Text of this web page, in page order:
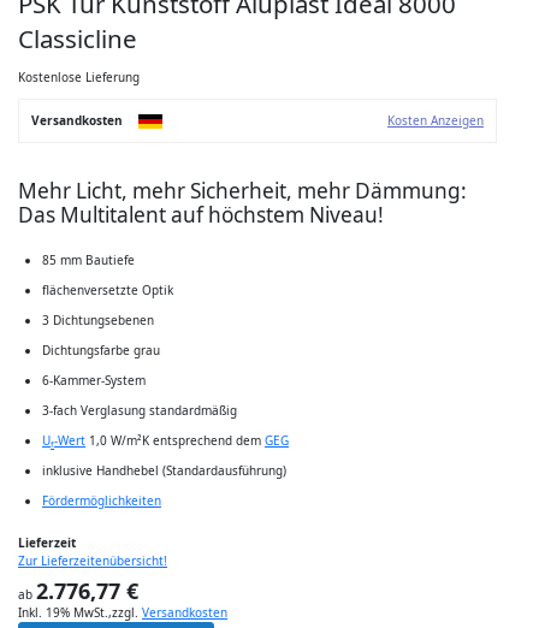
Anfang
Bildgalerie
Classicline
Kostenlose Lieferung
Versandkosten Kosten Anzeigen
Mehr Licht, mehr Sicherheit, mehr Dämmung:
Das Multitalent auf höchstem Niveau!
85 mm Bautiefe
flächenversetzte Optik
3 Dichtungsebenen
Dichtungsfarbe grau
6-Kammer-System
3-fach Verglasung standardmäßig
Uf-Wert 1,0 W/m²K entsprechend dem GEG
inklusive Handhebel (Standardausführung)
Fördermöglichkeiten
Lieferzeit
Zur Lieferzeitenübersicht!
ab 2.776,77 €
Inkl. 19% MwSt.,zzgl. Versandkosten